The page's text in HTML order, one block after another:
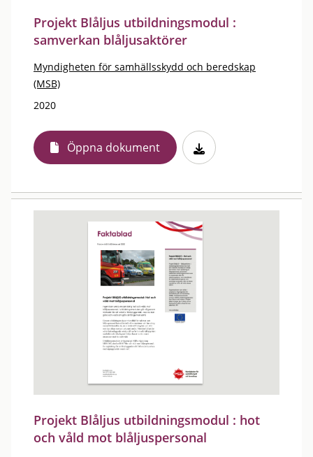
Projekt Blåljus utbildningsmodul :
samverkan blåljusaktörer
Myndigheten för samhällsskydd och beredskap
(MSB)
2020
Öppna dokument
Projekt Blåljus utbildningsmodul : hot
och våld mot blåljuspersonal